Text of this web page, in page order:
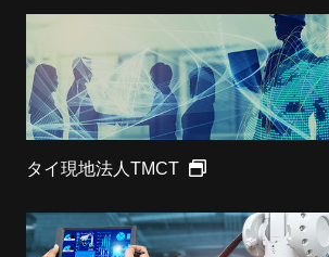
タイ現地法人TMCT